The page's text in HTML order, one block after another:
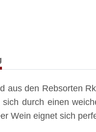
anzeigen
aus den Rebsorten
sich durch einen
Wein eignet sich